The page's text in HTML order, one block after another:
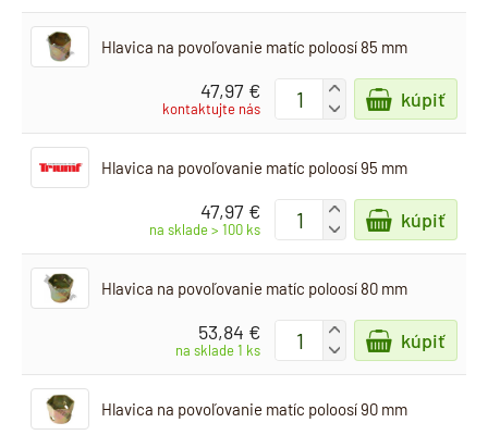
Hlavica na povoľovanie matíc poloosí 85 mm
47,97 €
kontaktujte nás
+
-
kúpiť
Hlavica na povoľovanie matíc poloosí 95 mm
47,97 €
na sklade > 100 ks
+
-
kúpiť
Hlavica na povoľovanie matíc poloosí 80 mm
53,84 €
na sklade 1 ks
+
-
kúpiť
Hlavica na povoľovanie matíc poloosí 90 mm